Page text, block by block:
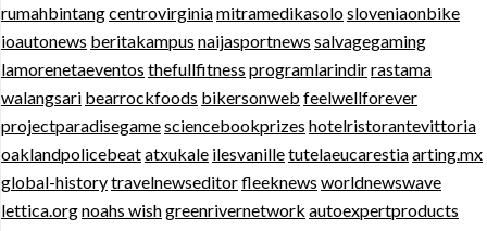
rumahbintangcentrovirginiamitramedikasolosloveniaonbike
ioautonews beritakampus naijasportnews salvagegaming
lamorenetaeventos thefullfitness programlarindirrastama
walangsari bearrockfoods bikersonweb feelwellforever
projectparadisegamesciencebookprizes hotelristorantevittoria
oaklandpolicebeatatxukale ilesvanilletutelaeucarestiaarting.mx
global-historytravelnewseditorfleeknews worldnewswave
lettica.orgnoahs wishgreenrivernetwork autoexpertproducts